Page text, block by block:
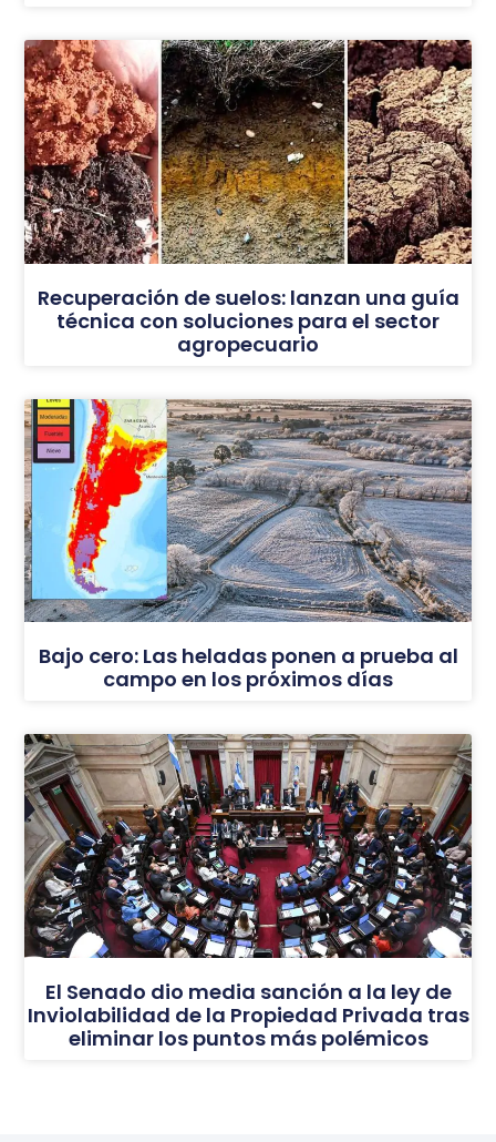
Recuperación de suelos: lanzan una guía
técnica con soluciones para el sector
agropecuario
Bajo cero: Las heladas ponen a prueba al
campo en los próximos días
El Senado dio media sanción a la ley de
Inviolabilidad de la Propiedad Privada tras
eliminar los puntos más polémicos